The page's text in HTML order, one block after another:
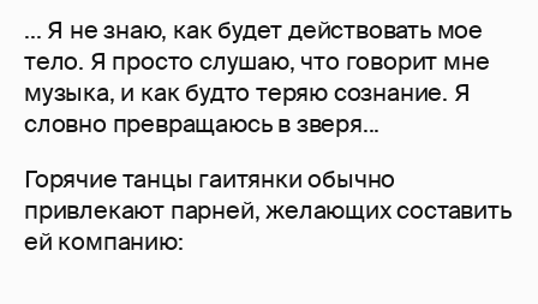
... Я не знаю, как будет действовать мое
тело. Я просто слушаю, что говорит мне
музыка, и как будто теряю сознание. Я
словно превращаюсь в зверя...
Горячие танцы гаитянки обычно
привлекают парней, желающих составить
ей компанию: